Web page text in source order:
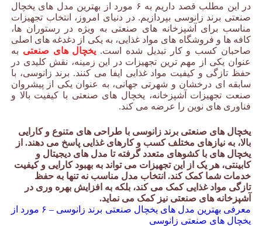
در این مطلب قصد داریم به ۶ مورد از بهترین مدل های یخچال
صنعتی برند زانوسی بپردازیم. در دنیای امروز، انتخاب تجهیزات
مناسب برای آشپزخانه های صنعتی به ویژه در رستوران ها،
کافه ها و فروشگاه های مواد غذایی، به یکی از دغدغه های اصلی
صاحبان کسب و کار تبدیل شده است. یخچال های صنعتی به
عنوان یکی از مهم ترین تجهیزات در این زمینه، نقش کلیدی در
حفظ تازگی و کیفیت مواد غذایی ایفا می کنند. برند زانوسی، با
سابقه ای درخشان و شهرتی جهانی، به عنوان یکی از پیشروان
صنعت تجهیزات آشپزخانه، یخچال های صنعتی با کیفیت بالا و
فناوری های نوین را عرضه می کند.
یخچال های صنعتی برند زانوسی با طراحی های متنوع و کارایی
بالا، به نیازهای مختلف کسب و کارهای غذایی پاسخ می دهند. از
یخچال های با کشوهای متعدد گرفته تا مدل های دیجیتال و
کابینتی، هر یک از این تجهیزات می تواند به بهبود کارایی و کیفیت
خدمات شما کمک کند. انتخاب مدل مناسب نه تنها به حفظ
تازگی مواد غذایی کمک می کند، بلکه به افزایش بهره وری در
آشپزخانه های صنعتی نیز کمک می نماید.
معرفی بهترین مدل های یخچال صنعتی برند زانوسی – ۶ مورد از
یخچال های صنعتی زانوسی